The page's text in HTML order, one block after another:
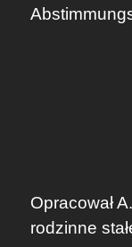
Opracował
rodzinne